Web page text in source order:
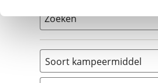
Zoeken
Soort kampeermiddel
Camper (1)